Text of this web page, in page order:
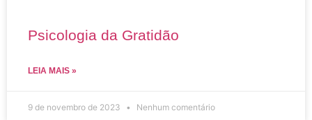
Psicologia da Gratidão
LEIA MAIS »
9 de novembro de 2023 Nenhum comentário